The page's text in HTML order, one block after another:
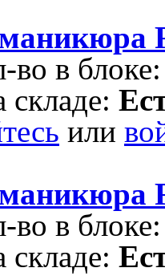
во в
или
во в